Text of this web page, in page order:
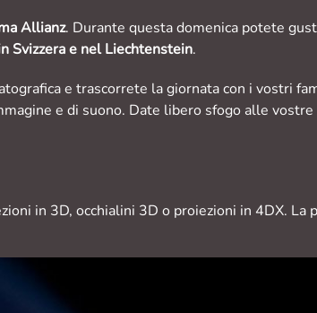
Allianz. Durante questa domenica potete
Svizzera e nel Liechtenstein.
e trascorrete la giornata con i vostri
e di suono. Date libero sfogo alle
in 3D, occhialini 3D o proiezioni in 4DX. La